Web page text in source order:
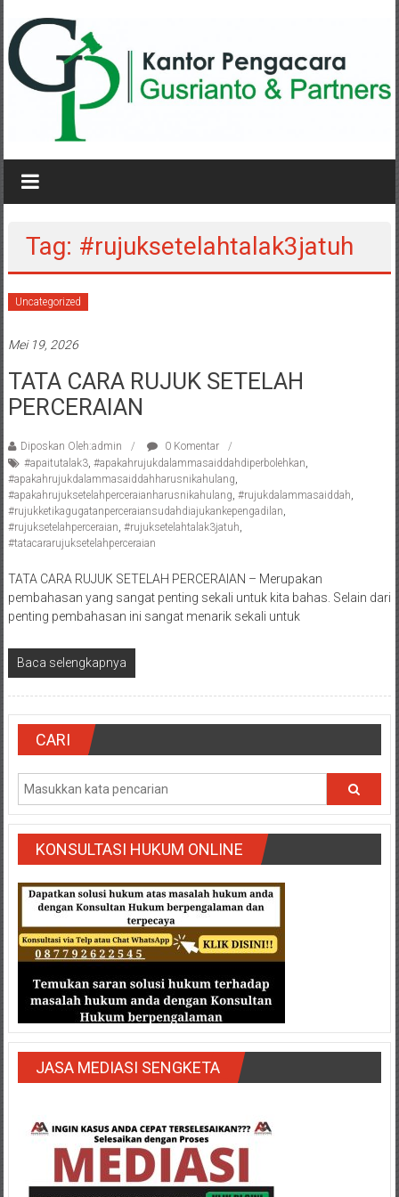
konten
KANTOR
PENGACARA
PARTNERS
Pengacara
Perceraian
Pengacara
Advokat
/
Konsultan
Hukum
/
Hukum
Pajak/
Mediator/
Mediasi/
Yogyakarta/Bantul/Sleman/Gunung
Kidul/Wonosari/Wates/Kulonprogo/
Yogyakarta/Jogja/
kalten/Solo/
Purwakarta,
Sukoharjo/
Semarang/
Batang/Brebes/
Purworejo,
Kebumen/Magelang/Temanggung/Mungkid/Demak/
Batu/
Blitar/Surabaya/Palembang/
Bekasi/Jakarta
selatan/
Utara/
Pusat/
Karawang/
Lampung
Lampung
Timur/Lampung/
Bengkulu/
Tag: #rujuksetelahtalak3jatuh
Uncategorized
Mei 19, 2026
TATA CARA RUJUK SETELAH
PERCERAIAN
Diposkan Oleh:admin
0 Komentar
#apaitutalak3, #apakahrujukdalammasaiddahdiperbolehkan,
#apakahrujukdalammasaiddahharusnikahulang,
#apakahrujuksetelahperceraianharusnikahulang, #rujukdalammasaiddah,
#rujukketikagugatanperceraiansudahdiajukankepengadilan,
#rujuksetelahperceraian, #rujuksetelahtalak3jatuh,
#tatacararujuksetelahperceraian
TATA CARA RUJUK SETELAH PERCERAIAN – Merupakan
pembahasan yang sangat penting sekali untuk kita bahas. Selain dari
penting pembahasan ini sangat menarik sekali untuk
Baca selengkapnya
CARI
KONSULTASI HUKUM ONLINE
JASA MEDIASI SENGKETA